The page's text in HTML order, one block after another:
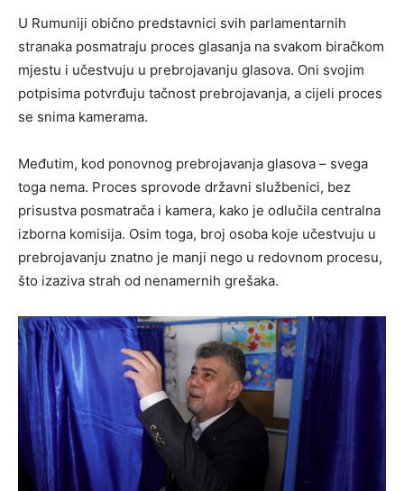
U Rumuniji obično predstavnici svih parlamentarnih
stranaka posmatraju proces glasanja na svakom biračkom
mjestu i učestvuju u prebrojavanju glasova. Oni svojim
potpisima potvrđuju tačnost prebrojavanja, a cijeli proces
se snima kamerama.
Međutim, kod ponovnog prebrojavanja glasova – svega
toga nema. Proces sprovode državni službenici, bez
prisustva posmatrača i kamera, kako je odlučila centralna
izborna komisija. Osim toga, broj osoba koje učestvuju u
prebrojavanju znatno je manji nego u redovnom procesu,
što izaziva strah od nenamernih grešaka.